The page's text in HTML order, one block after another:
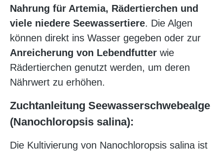
Nahrung für Artemia, Rädertierchen und
viele niedere Seewassertiere. Die Algen
können direkt ins Wasser gegeben oder zur
Anreicherung von Lebendfutter wie
Rädertierchen genutzt werden, um deren
Nährwert zu erhöhen.
Zuchtanleitung Seewasserschwebealge
(Nanochloropsis salina):
Die Kultivierung von Nanochloropsis salina ist